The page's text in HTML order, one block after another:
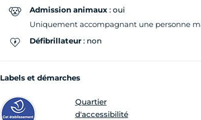
Admission animaux: oui
Uniquement accompagnant une personne
Défibrillateur: non
Labels et démarches
Quartier
d'accessibilité